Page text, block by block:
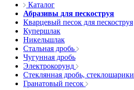
Каталог
Абразивы для пескоструя
Кварцевый песок для пескоструя
Купершлак
Никельшлак
Стальная дробь
Чугунная дробь
Электрокорунд
Стеклянная дробь, стеклошарики
Гранатовый песок